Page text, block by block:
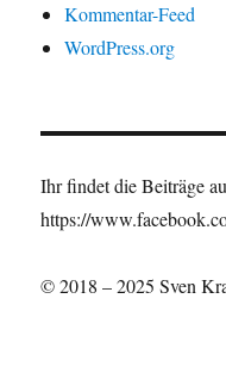
Kommentar-Feed
WordPress.org
Ihr findet die Beiträge
https://
© 2018 – 2025 Sven